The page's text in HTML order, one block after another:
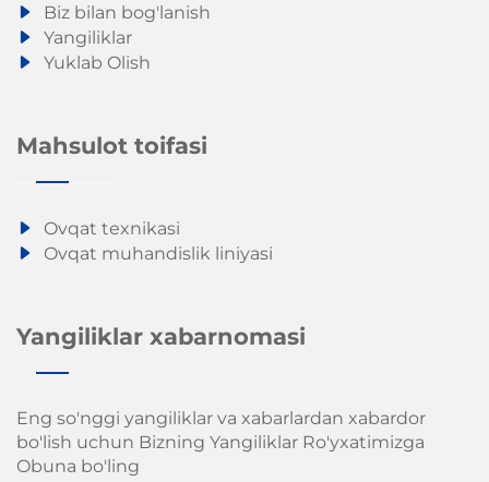
Biz bilan bog'lanish
Yangiliklar
Yuklab Olish
Mahsulot toifasi
Ovqat texnikasi
Ovqat muhandislik liniyasi
Yangiliklar xabarnomasi
Eng so'nggi yangiliklar va xabarlardan xabardor
bo'lish uchun Bizning Yangiliklar Ro'yxatimizga
Obuna bo'ling